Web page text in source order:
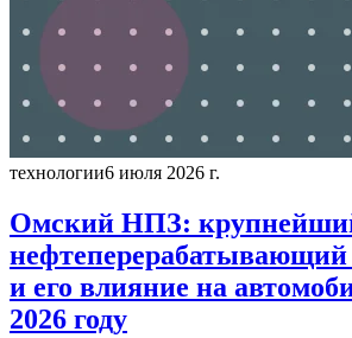
технологии6 июля 2026 г.
Омский НПЗ:
нефтеперерабатывающий
и его влияние на
2026 году